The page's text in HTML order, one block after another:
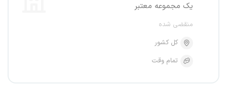
یک مجموعه معتبر
منقضی شده
کل کشور
تمام وقت